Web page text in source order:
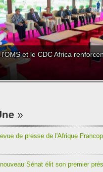
et le CDC Africa
de presse de l'Afrique
Sénat élit son premier